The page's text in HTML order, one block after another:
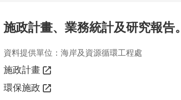
施政計畫、業務統計及研究報告。
資料提供單位：海岸及資源循環工程處
施政計畫
環保施政